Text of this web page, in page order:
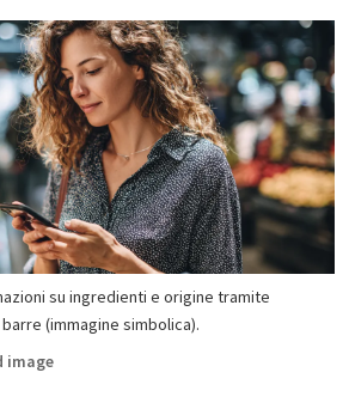
su ingredienti e origine tramite
(immagine simbolica).
image